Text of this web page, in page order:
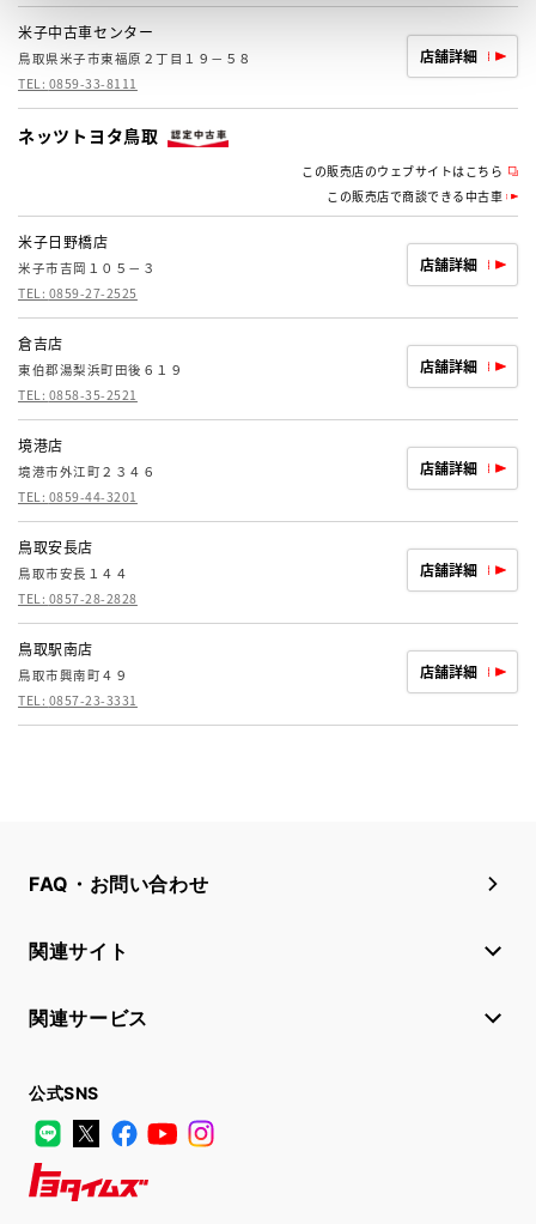
米子中古車センター
鳥取県米子市東福原２丁目１９－５８
TEL: 0859-33-8111
店舗詳細
ネッツトヨタ鳥取
この販売店のウェブサイトはこちら
この販売店で商談できる中古車
米子日野橋店
米子市吉岡１０５－３
TEL: 0859-27-2525
店舗詳細
倉吉店
東伯郡湯梨浜町田後６１９
TEL: 0858-35-2521
店舗詳細
境港店
境港市外江町２３４６
TEL: 0859-44-3201
店舗詳細
鳥取安長店
鳥取市安長１４４
TEL: 0857-28-2828
店舗詳細
鳥取駅南店
鳥取市興南町４９
TEL: 0857-23-3331
店舗詳細
FAQ・お問い合わせ
関連サイト
関連サービス
公式SNS
LINE
X FacebookYouTube